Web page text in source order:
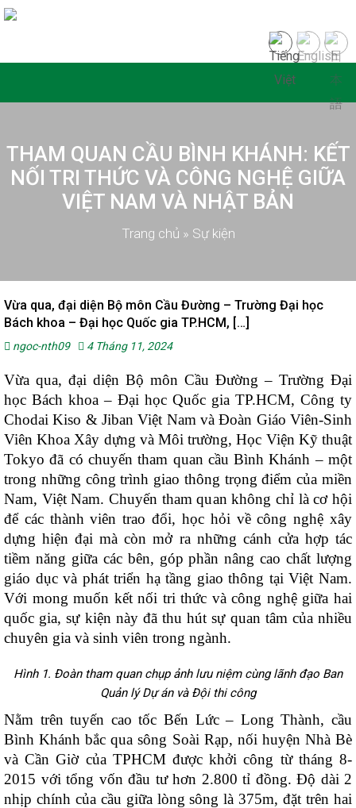
THAM QUAN CẦU BÌNH KHÁNH: KẾT
NỐI TRI THỨC VÀ CÔNG NGHỆ GIỮA
VIỆT NAM VÀ NHẬT BẢN
Trang chủ » Sự kiện
Vừa qua, đại diện Bộ môn Cầu Đường – Trường Đại học
Bách khoa – Đại học Quốc gia TP.HCM, […]
ngoc-nth09 4 Tháng 11, 2024
Vừa qua, đại diện Bộ môn Cầu Đường – Trường Đại
học Bách khoa – Đại học Quốc gia TP.HCM, Công ty
Chodai Kiso & Jiban Việt Nam và Đoàn Giáo Viên-Sinh
Viên Khoa Xây dựng và Môi trường, Học Viện Kỹ thuật
Tokyo đã có chuyến tham quan cầu Bình Khánh – một
trong những công trình giao thông trọng điểm của miền
Nam, Việt Nam. Chuyến tham quan không chỉ là cơ hội
để các thành viên trao đổi, học hỏi về công nghệ xây
dựng hiện đại mà còn mở ra những cánh cửa hợp tác
tiềm năng giữa các bên, góp phần nâng cao chất lượng
giáo dục và phát triển hạ tầng giao thông tại Việt Nam.
Với mong muốn kết nối tri thức và công nghệ giữa hai
quốc gia, sự kiện này đã thu hút sự quan tâm của nhiều
chuyên gia và sinh viên trong ngành.
Hình 1. Đoàn tham quan chụp ảnh lưu niệm cùng lãnh đạo Ban
Quản lý Dự án và Đội thi công
Nằm trên tuyến cao tốc Bến Lức – Long Thành, cầu
Bình Khánh bắc qua sông Soài Rạp, nối huyện Nhà Bè
và Cần Giờ của TPHCM được khởi công từ tháng 8-
2015 với tổng vốn đầu tư hơn 2.800 tỉ đồng. Độ dài 2
nhịp chính của cầu giữa lòng sông là 375m, đặt trên hai